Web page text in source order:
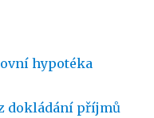
hypotéka
dokládání příjmů